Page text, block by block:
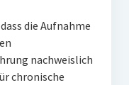
die Aufnahme
nachweislich
chronische